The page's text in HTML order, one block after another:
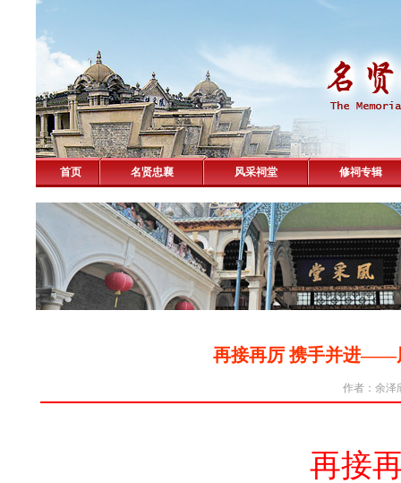
首页 名贤忠襄 风采祠堂 修祠专辑
再接再厉 携手并进——
作者：余泽
再接